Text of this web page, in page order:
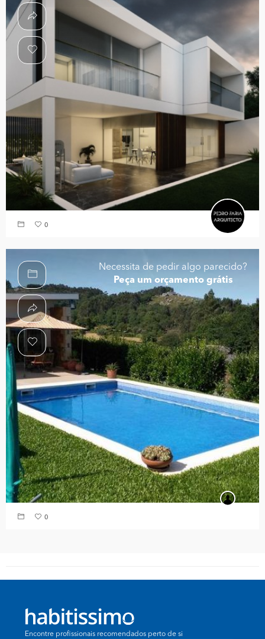
0
Necessita de pedir algo parecido?
Peça um orçamento grátis
0
Encontre profissionais recomendados perto de si